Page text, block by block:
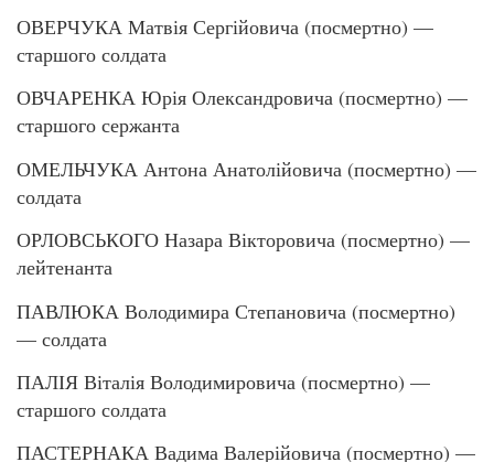
ОВЕРЧУКА Матвія Сергійовича (посмертно) —
старшого солдата
ОВЧАРЕНКА Юрія Олександровича (посмертно) —
старшого сержанта
ОМЕЛЬЧУКА Антона Анатолійовича (посмертно) —
солдата
ОРЛОВСЬКОГО Назара Вікторовича (посмертно) —
лейтенанта
ПАВЛЮКА Володимира Степановича (посмертно)
— солдата
ПАЛІЯ Віталія Володимировича (посмертно) —
старшого солдата
ПАСТЕРНАКА Вадима Валерійовича (посмертно) —